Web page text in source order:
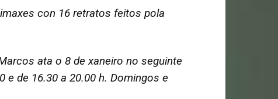
con 16 retratos feitos pola
ata o 8 de xaneiro no seguinte
e de 16.30 a 20.00 h. Domingos e